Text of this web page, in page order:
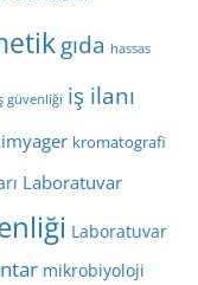
gıda hassas
güvenliği iş ilanı
kromatografi
Laboratuvar
Laboratuvar
mikrobiyoloji